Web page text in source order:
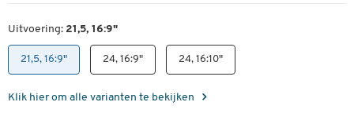
Uitvoering: 21,5, 16:9"
21,5, 16:9" 24, 16:9" 24, 16:10"
Klik hier om alle varianten te bekijken